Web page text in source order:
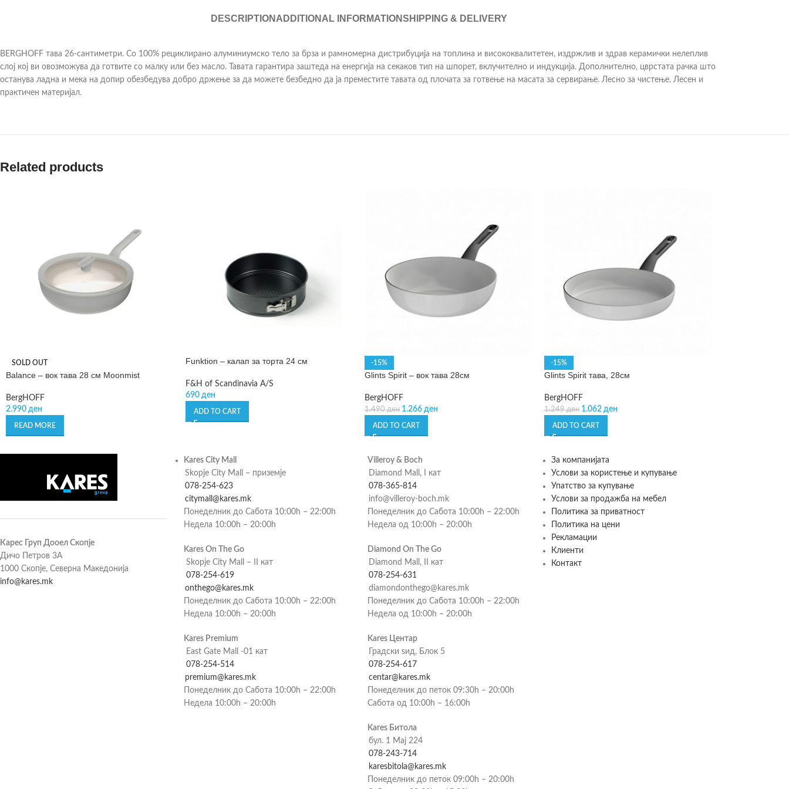
DESCRIPTION ADDITIONAL INFORMATIONSHIPPING & DELIVERY
BERGHOFF тава 26-сантиметри. Со 100% рециклирано алуминиумско тело за брза и рамномерна дистрибуција на топлина и висококвалитетен, издржлив и здрав керамички нелеплив
слој кој ви овозможува да готвите со малку или без масло. Тавата гарантира заштеда на енергија на секаков тип на шпорет, вклучително и индукција. Дополнително, цврстата рачка што
останува ладна и мека на допир обезбедува добро држење за да можете безбедно да ја преместите тавата од плочата за готвење на масата за сервирање. Лесно за чистење. Лесен и
практичен материјал.
Related products
SOLD OUT
Balance – вок тава 28 см Moonmist
BergHOFF
2.990 ден
READ MORE
Funktion – калап за торта 24 см
F&H of Scandinavia A/S
690 ден
ADD TO CART
-15%
Glints Spirit – вок тава 28см
BergHOFF
1.490ден 1.266 ден
ADD TO CART
-15%
Glints Spirit тава, 28см
BergHOFF
1.249ден 1.062 ден
ADD TO CART
Карес Груп Дооел Скопје
Дичо Петров 3А
1000 Скопје, Северна Македонија
info@kares.mk
Kares City Mall
Skopje City Mall – приземје
078-254-623
citymall@kares.mk
Понеделник до Сабота 10:00h – 22:00h
Недела 10:00h – 20:00h
Kares On The Go
Skopje City Mall – II кат
078-254-619
onthego@kares.mk
Понеделник до Сабота 10:00h – 22:00h
Недела 10:00h – 20:00h
Kares Premium
East Gate Mall -01 кат
078-254-514
premium@kares.mk
Понеделник до Сабота 10:00h – 22:00h
Недела 10:00h – 20:00h
Villeroy & Boch
Diamond Mall, I кат
078-365-814
info@villeroy-boch.mk
Понеделник до Сабота 10:00h – 22:00h
Недела од 10:00h – 20:00h
Diamond On The Go
Diamond Mall, II кат
078-254-631
diamondonthego@kares.mk
Понеделник до Сабота 10:00h – 22:00h
Недела од 10:00h – 20:00h
Kares Центар
Градски ѕид, Блок 5
078-254-617
centar@kares.mk
Понеделник до петок 09:30h – 20:00h
Сабота од 10:00h – 16:00h
Kares Битола
бул. 1 Мај 224
078-243-714
karesbitola@kares.mk
Понеделник до петок 09:00h – 20:00h
За компанијата
Услови за користење и купување
Упатство за купување
Услови за продажба на мебел
Политика за приватност
Политика на цени
Рекламации
Клиенти
Контакт